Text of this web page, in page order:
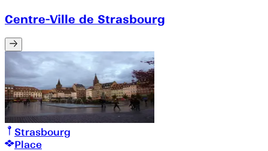
Centre-Ville de Strasbourg
Strasbourg
Place